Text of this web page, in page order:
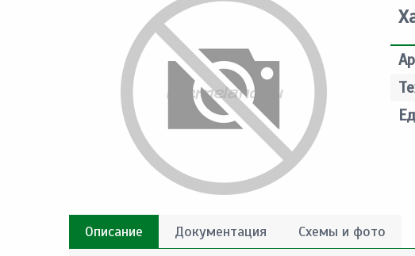
Описание Документация
Схемы и фото